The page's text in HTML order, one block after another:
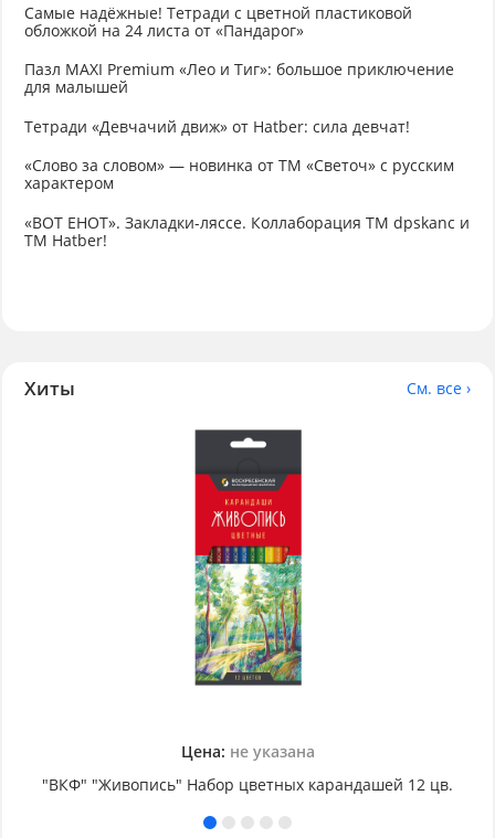
Самые надёжные! Тетради с цветной пластиковой
обложкой на 24 листа от «Пандарог»
Пазл MAXI Premium «Лео и Тиг»: большое приключение
для малышей
Тетради «Девчачий движ» от Hatber: сила девчат!
«Слово за словом» — новинка от ТМ «Светоч» с русским
характером
«ВОТ ЕНОТ». Закладки-ляссе. Коллаборация TM dpskanc и
ТМ Hatber!
Хиты См. все ›
Цена: не указана
"ВКФ" "Живопись" Набор цветных карандашей 12 цв.